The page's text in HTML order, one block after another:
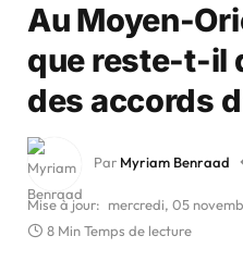
Au Moyen-
que reste-t-il
des accords
Par Myriam Benraad
Mise à jour: mercredi, 05
8 Min Temps de lecture